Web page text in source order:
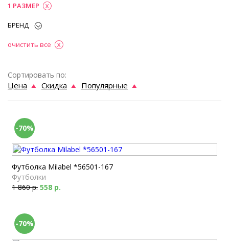
1 РАЗМЕР
БРЕНД
очистить все
Сортировать по:
Цена Скидка Популярные
-70%
Футболка Milabel *56501-167
Футболки
1 860 р. 558 р.
-70%